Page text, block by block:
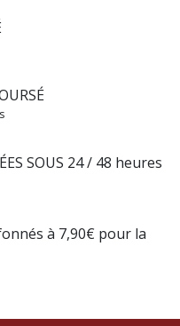
SOUS 24 / 48 heures
à 7,90€ pour la